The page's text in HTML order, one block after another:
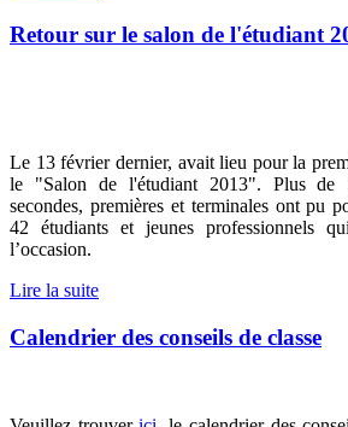
Retour sur le salon de l'étudiant
Le 13 février dernier, avait lieu pour la
le "Salon de l'étudiant 2013". Plus de
secondes, premières et terminales ont pu
42 étudiants et jeunes professionnels
l’occasion.
Lire la suite
Calendrier des conseils de classe